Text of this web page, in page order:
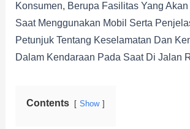
Konsumen, Berupa Fasilitas Yang
Saat Menggunakan Mobil Serta
Petunjuk Tentang Keselamatan Dan
Dalam Kendaraan Pada Saat Di Jalan
Contents Show